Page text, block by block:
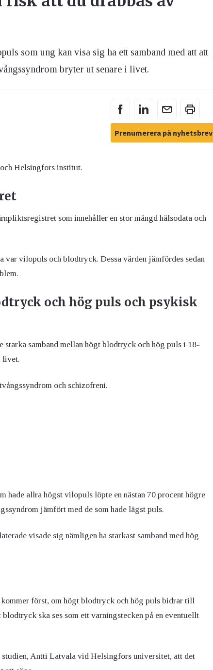
som ung kan visa sig ha ett samband med att att
bryter ut senare i livet.
Prenumerera på nyhetsbrev
Helsingfors institut.
som innehåller en stor mängd hälsodata och
var vilopuls och blodtryck. Dessa värden jämfördes sedan
och hög puls och psykisk
starka samband mellan högt blodtryck och hög puls i 18-
livet.
och schizofreni.
allra högst vilopuls löpte en nästan 70 procent högre
jämfört med de som hade lägst puls.
visade sig nämligen ha starkast samband med hög
kommer först, om högt blodtryck och hög puls bidrar till
ska ses som ett varningstecken på en eventuellt
studien, Antti Latvala vid Helsingfors universitet, att det